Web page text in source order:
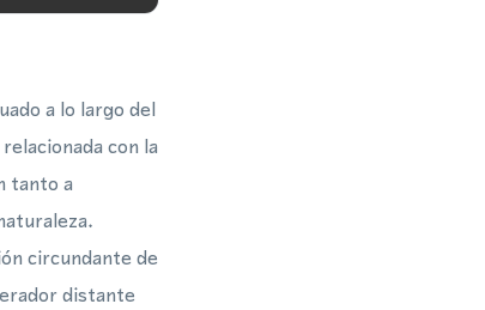
a lo largo del
con la
tanto a
circundante de
distante